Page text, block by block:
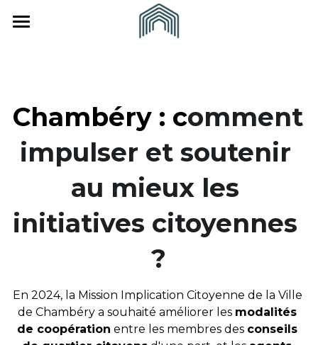
L'Equipe
Nos partenaires
Revue de presse
Vous êtes
Une collectivité
Un(e) indépendant(e)
Nous rejoindre
CONTACT
Chambéry : comment
impulser et soutenir
au mieux les
initiatives citoyennes
?
En 2024, la Mission Implication Citoyenne de la Ville
de Chambéry a souhaité améliorer les modalités
de coopération entre les membres des conseils
CATÉGORIES DE BLOG
Actualités
Recrutement